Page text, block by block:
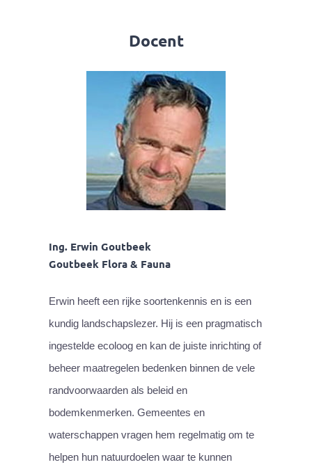
Docent
Ing. Erwin Goutbeek
Goutbeek Flora & Fauna
Erwin heeft een rijke soortenkennis en is een
kundig landschapslezer. Hij is een pragmatisch
ingestelde ecoloog en kan de juiste inrichting of
beheer maatregelen bedenken binnen de vele
randvoorwaarden als beleid en
bodemkenmerken. Gemeentes en
waterschappen vragen hem regelmatig om te
helpen hun natuurdoelen waar te kunnen